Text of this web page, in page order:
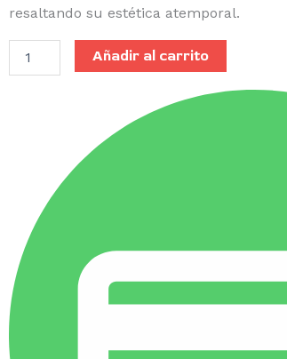
resaltando su estética atemporal.
Añadir al carrito